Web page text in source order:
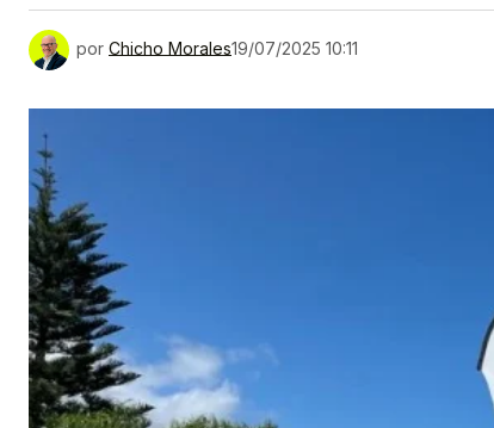
por Chicho Morales19/07/2025 10:11